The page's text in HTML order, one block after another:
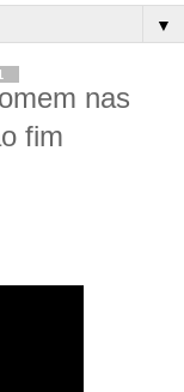
▼
nas
fim